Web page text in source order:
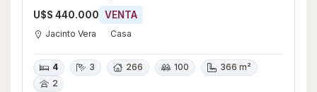
U$S 440.000 VENTA
Jacinto Vera Casa
4 3 266 100
366 m²
2